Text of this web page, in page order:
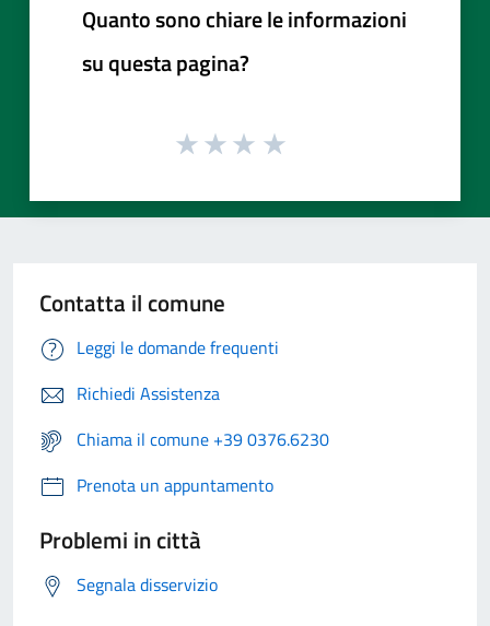
Quanto sono chiare le informazioni
su questa pagina?
Contatta il comune
Leggi le domande frequenti
Richiedi Assistenza
Chiama il comune +39 0376.6230
Prenota un appuntamento
Problemi in città
Segnala disservizio